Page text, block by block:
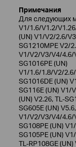
Примечания
Для следующих
V1/1.6/V1.2/
(UN) V1/V2/2.6/
SG1210MPE V2/
V1/V2/V3/V4/4.6/
SG1016PE (UN)
V1/1.6/1.8/V2/
SG1016DE (UN)
SG116E (UN) V1/
(UN) V2.26, TL-
SG605E (UN)
V1/V2/V3/V4/4.6/
SG108PE (UN)
SG105PE (UN)
TL-RP108GE (UN)